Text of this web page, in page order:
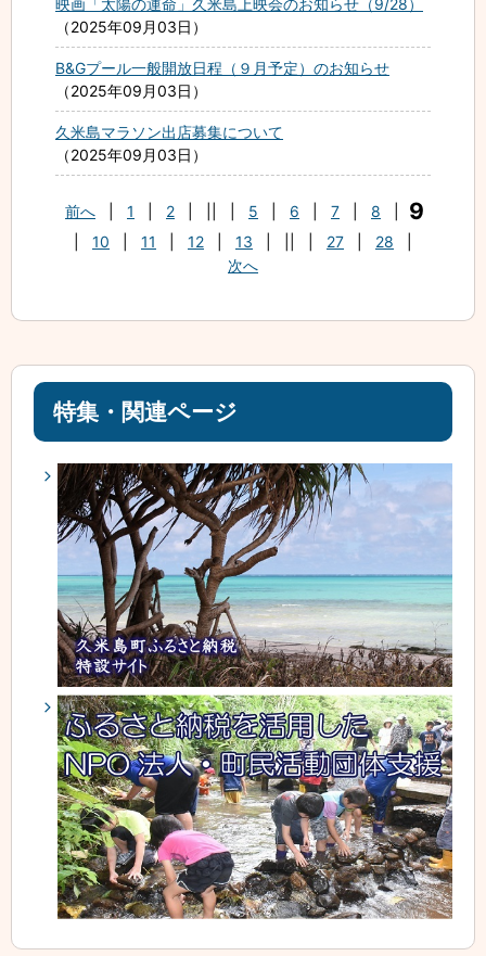
映画「太陽の運命」久米島上映会のお知らせ（9/28）
2025年09月03日
B&Gプール一般開放日程（９月予定）のお知らせ
2025年09月03日
久米島マラソン出店募集について
2025年09月03日
前へ 1 2 5 6 7 8 9
10 11 12 13 27 28
次へ
特集・関連ページ